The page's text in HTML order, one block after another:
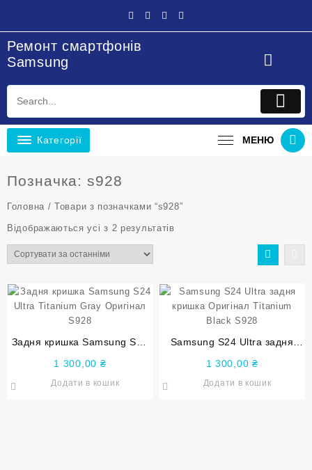
Ремонт смартфонів
Samsung
Категорії МЕНЮ
Позначка: s928
Головна / Товари з позначками “s928”
Відображаються усі з 2 результатівSorted
Задня кришка Samsung S24
S928
1 300,00 ₴
Додати в кошик
Samsung S24 Ultra задня
Black S928
1 300,00 ₴
Додати в кошик